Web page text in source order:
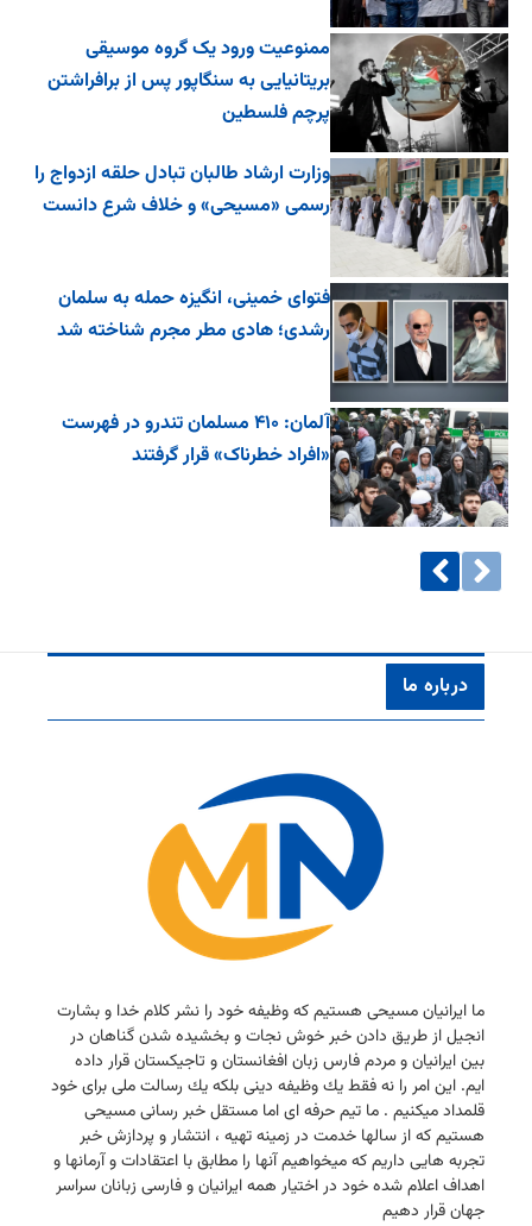
ممنوعیت ورود یک گروه موسیقی
بریتانیایی به سنگاپور پس از برافراشتن
پرچم فلسطین
وزارت ارشاد طالبان تبادل حلقه ازدواج را
رسمی «مسیحی» و خلاف شرع دانست
فتوای خمینی، انگیزه حمله به سلمان
رشدی؛ هادی مطر مجرم شناخته شد
آلمان: ۴۱۰ مسلمان تندرو در فهرست
«افراد خطرناک» قرار گرفتند
درباره ما
ما ایرانیان مسیحی هستیم كه وظیفه خود را نشر كلام خدا و بشارت
انجیل از طریق دادن خبر خوش نجات و بخشیده شدن گناهان در
بین ایرانیان و مردم فارس زبان افغانستان و تاجیكستان قرار داده
ایم. این امر را نه فقط یك وظیفه دینی بلكه یك رسالت ملی برای خود
قلمداد میكنیم . ما تیم حرفه ای اما مستقل خبر رسانی مسیحی
هستیم كه از سالها خدمت در زمینه تهیه ، انتشار و پردازش خبر
تجربه هایی داریم كه میخواهیم آنها را مطابق با اعتقادات و آرمانها و
اهداف اعلام شده خود در اختیار همه ایرانیان و فارسی زبانان سراسر
جهان قرار دهیم